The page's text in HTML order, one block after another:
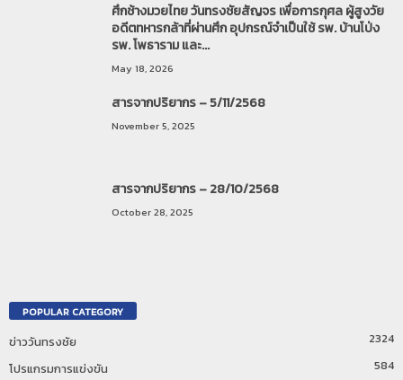
ศึกช้างมวยไทย วันทรงชัยสัญจร เพื่อการกุศล ผู้สูงวัย
อดีตทหารกล้าที่ผ่านศึก อุปกรณ์จำเป็นใช้ รพ. บ้านโป่ง
รพ. โพธาราม และ...
May 18, 2026
สารจากปริยากร – 5/11/2568
November 5, 2025
สารจากปริยากร – 28/10/2568
October 28, 2025
POPULAR CATEGORY
ข่าววันทรงชัย
2324
โปรแกรมการแข่งขัน
584